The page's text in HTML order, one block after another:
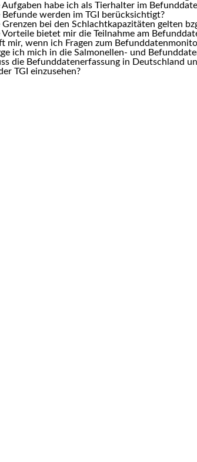
Aufgaben habe ich als Tierhalter im
Befunde werden im TGI berücksichtigt?
bei den Schlachtkapazitäten gelten
Vorteile bietet mir die Teilnahme am
mir, wenn ich Fragen zum
ich mich in die Salmonellen- und
die Befunddatenerfassung in Deutschland
TGI einzusehen?